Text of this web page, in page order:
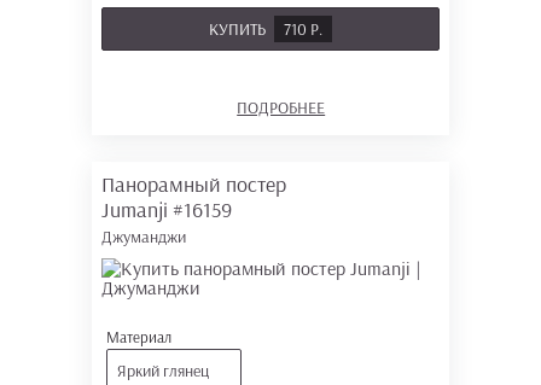
КУПИТЬ 710 Р.
ПОДРОБНЕЕ
Панорамный постер
Jumanji #16159
Джуманджи
Материал
Яркий глянец